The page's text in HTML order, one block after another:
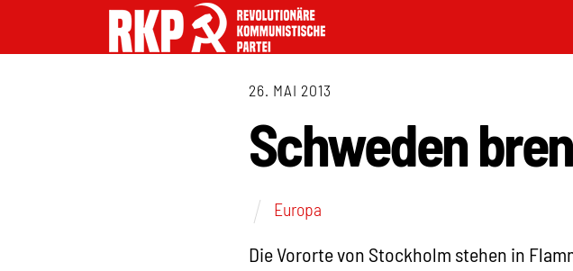
26. MAI 2013
Schweden
Europa
Die Vororte von Stockholm stehen in